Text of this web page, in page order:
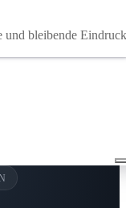
und bleibende Eindruck